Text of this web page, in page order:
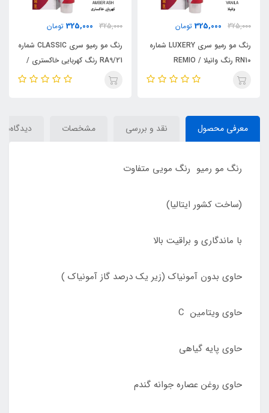
325,000
325,000 تومان
رنگ مو رمیو سری LUXERY شماره
RN10 رنگ وانیلا / REMIO
325,000
325,000 تومان
رنگ مو رمیو سری CLASSIC شماره
RA9/21 رنگ کهربایی خاکستری /
REMIO
معرفی محصول نقد و بررسی مشخصات دیدگاه‌ها
رنگ مو رمیو رنگ مویی متفاوت
(ساخت کشور ایتالیا)
با ماندگاری و براقیت بالا
حاوی بدون آمونیاک (زیر یک درصد گاز آمونیاک )
حاوی ویتامین C
حاوی پایه گیاهی
حاوی روغن عصاره جوانه گندم